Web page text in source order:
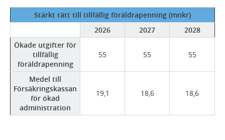
Stärkt rätt till tillfällig föräldrapenning (mnkr)
2026
2027
2028
Ökade utgifter för
tillfällig
föräldrapenning
55 55 55
Medel till
Försäkringskassan
för ökad
administration
19,1 18,6 18,6